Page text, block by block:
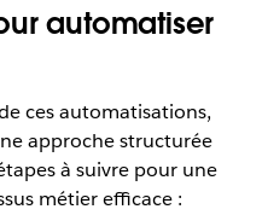
automatiser
ces automatisations,
approche structurée
à suivre pour une
métier efficace :